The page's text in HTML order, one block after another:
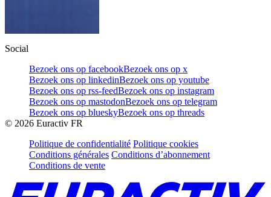
Social
Bezoek ons op facebookBezoek ons op x
Bezoek ons op linkedinBezoek ons op youtube
Bezoek ons op rss-feedBezoek ons op instagram
Bezoek ons op mastodonBezoek ons op telegram
Bezoek ons op blueskyBezoek ons op threads
© 2026 Euractiv FR
Politique de confidentialité Politique cookies
Conditions générales Conditions d’abonnement
Conditions de vente